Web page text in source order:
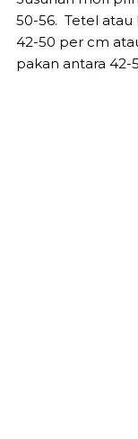
50-56. Tetel
42-50 per cm
pakan antara 42-